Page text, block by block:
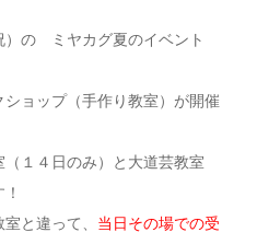
）の ミヤカグ夏のイベント
ョップ（手作り教室）が開催
１４日のみ）と大道芸教室
と違って、 当日その場での受